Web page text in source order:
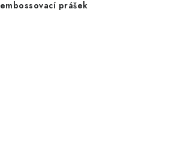
embossovací prášek